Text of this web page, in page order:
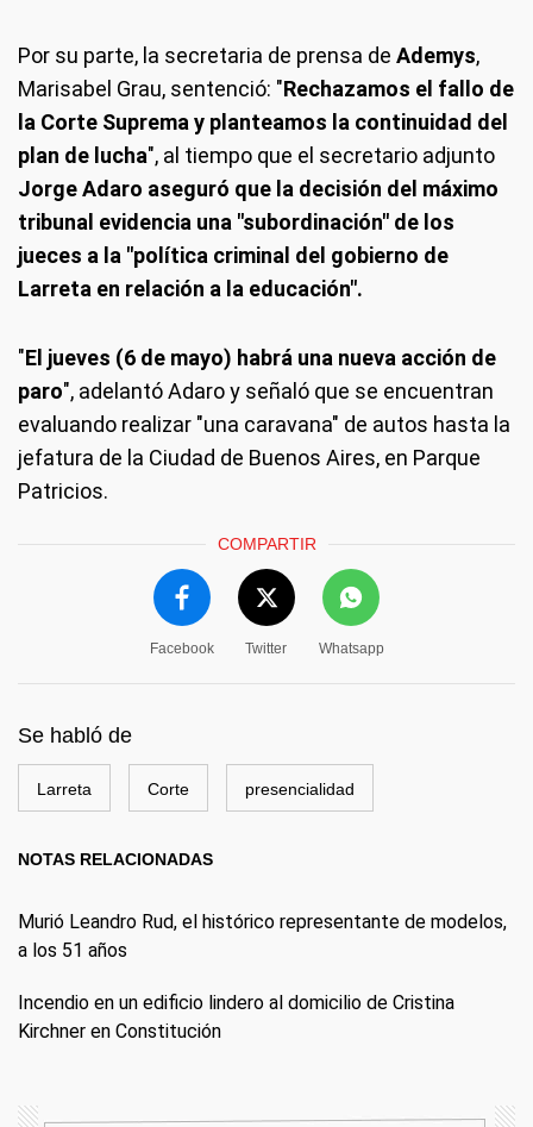
Por su parte, la secretaria de prensa de Ademys,
Marisabel Grau, sentenció: "Rechazamos el fallo de
la Corte Suprema y planteamos la continuidad del
plan de lucha", al tiempo que el secretario adjunto
Jorge Adaro aseguró que la decisión del máximo
tribunal evidencia una "subordinación" de los
jueces a la "política criminal del gobierno de
Larreta en relación a la educación".
"El jueves (6 de mayo) habrá una nueva acción de
paro", adelantó Adaro y señaló que se encuentran
evaluando realizar "una caravana" de autos hasta la
jefatura de la Ciudad de Buenos Aires, en Parque
Patricios.
COMPARTIR
Facebook Twitter Whatsapp
Se habló de
Larreta Corte presencialidad
NOTAS RELACIONADAS
Murió Leandro Rud, el histórico representante de modelos,
a los 51 años
Incendio en un edificio lindero al domicilio de Cristina
Kirchner en Constitución